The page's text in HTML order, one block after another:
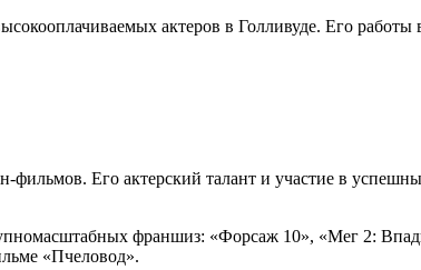
актеров в Голливуде. Его работы
фильмов. Его актерский талант и участие в
франшиз: «Форсаж 10», «Мег 2:
«Пчеловод».